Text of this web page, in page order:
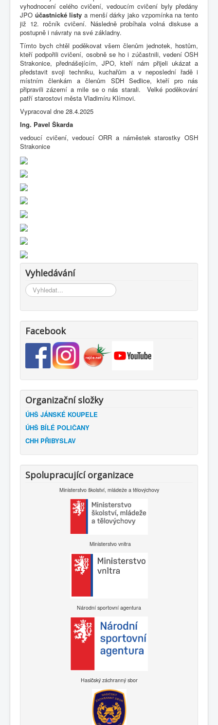
vyhodnocení celého cvičení, vedoucím cvičení byly předány
JPO účastnické listy a menší dárky jako vzpomínka na tento
již 12. ročník cvičení. Následně probíhala volná diskuse a
postupně i návraty na své základny.
Tímto bych chtěl poděkovat všem členům jednotek, hostům,
kteří podpořili cvičení, osobně se ho i zúčastnili, vedení OSH
Strakonice, přednášejícím, JPO, kteří nám přijeli ukázat a
představit svoji techniku, kuchařům a v neposlední řadě i
místním členkám a členům SDH Sedlice, kteří pro nás
připravili zázemí a mile se o nás starali. Velké poděkování
patří starostovi města Vladimíru Klímovi.
Vypracoval dne 28.4.2025
Ing. Pavel Škarda
vedoucí cvičení, vedoucí ORR a náměstek starostky OSH
Strakonice
Vyhledávání
Vyhledávání...
Facebook
Organizační složky
ÚHŠ JÁNSKÉ KOUPELE
ÚHŠ BÍLÉ POLIČANY
CHH PŘIBYSLAV
Spolupracující organizace
Ministerstvo školství, mládeže a tělovýchovy
Ministerstvo vnitra
Národní sportovní agentura
Hasičský záchranný sbor